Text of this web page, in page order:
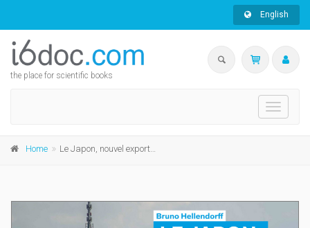
English
the place for scientific books
Toggle
Home Le Japon, nouvel exportateur d'armements